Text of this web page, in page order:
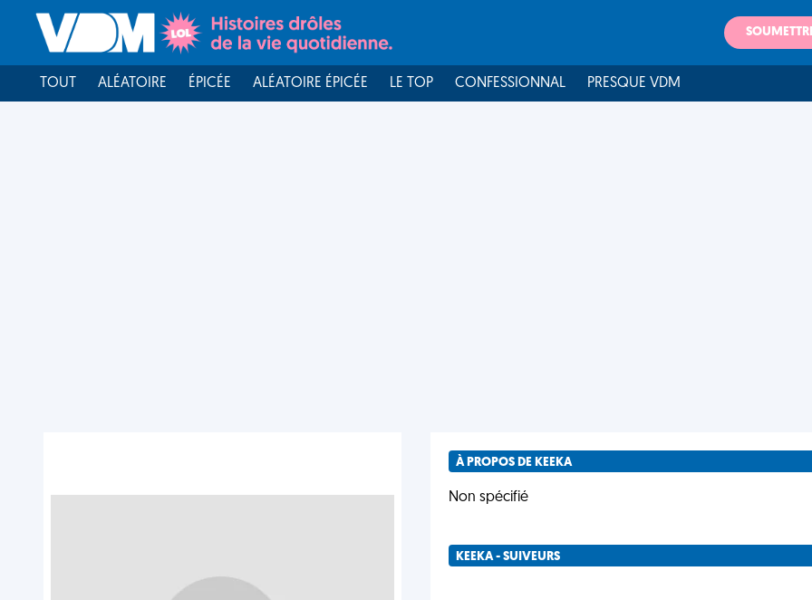
TOUT ALÉATOIRE ÉPICÉE ALÉATOIRE ÉPICÉE LE TOP CONFESSIONNAL PRESQUE VDM
À PROPOS DE KEEKA
Non spécifié
KEEKA - SUIVEURS